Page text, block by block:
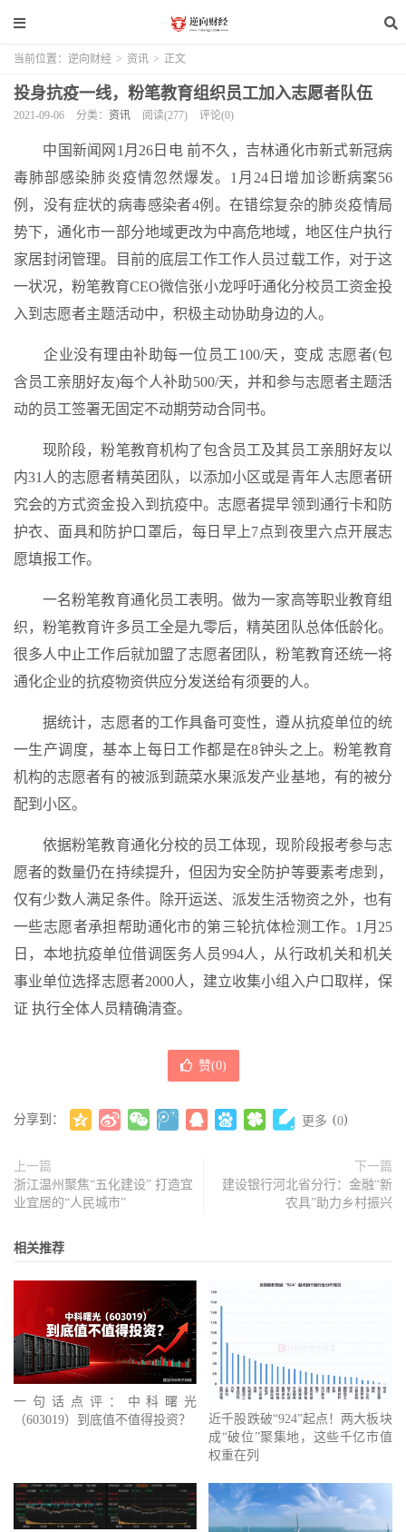
当前位置： 逆向财经 > 资讯 > 正文
投身抗疫一线，粉笔教育组织员工加入志愿者队伍
2021-09-06 分类： 资讯 阅读(277) 评论(0)
中国新闻网1月26日电 前不久，吉林通化市新式新冠病
毒肺部感染肺炎疫情忽然爆发。1月24日增加诊断病案56
例，没有症状的病毒感染者4例。在错综复杂的肺炎疫情局
势下，通化市一部分地域更改为中高危地域，地区住户执行
家居封闭管理。目前的底层工作工作人员过载工作，对于这
一状况，粉笔教育CEO微信张小龙呼吁通化分校员工资金投
入到志愿者主题活动中，积极主动协助身边的人。
企业没有理由补助每一位员工100/天，变成 志愿者(包
含员工亲朋好友)每个人补助500/天，并和参与志愿者主题活
动的员工签署无固定不动期劳动合同书。
现阶段，粉笔教育机构了包含员工及其员工亲朋好友以
内31人的志愿者精英团队，以添加小区或是青年人志愿者研
究会的方式资金投入到抗疫中。志愿者提早领到通行卡和防
护衣、面具和防护口罩后，每日早上7点到夜里六点开展志
愿填报工作。
一名粉笔教育通化员工表明。做为一家高等职业教育组
织，粉笔教育许多员工全是九零后，精英团队总体低龄化。
很多人中止工作后就加盟了志愿者团队，粉笔教育还统一将
通化企业的抗疫物资供应分发送给有须要的人。
据统计，志愿者的工作具备可变性，遵从抗疫单位的统
一生产调度，基本上每日工作都是在8钟头之上。粉笔教育
机构的志愿者有的被派到蔬菜水果派发产业基地，有的被分
配到小区。
依据粉笔教育通化分校的员工体现，现阶段报考参与志
愿者的数量仍在持续提升，但因为安全防护等要素考虑到，
仅有少数人满足条件。除开运送、派发生活物资之外，也有
一些志愿者承担帮助通化市的第三轮抗体检测工作。1月25
日，本地抗疫单位借调医务人员994人，从行政机关和机关
事业单位选择志愿者2000人，建立收集小组入户口取样，保
证 执行全体人员精确清查。
赞(0)
分享到： 更多 (0)
上一篇
浙江温州聚焦“五化建设” 打造宜
业宜居的“人民城市”
下一篇
建设银行河北省分行：金融“新
农具”助力乡村振兴
相关推荐
一句话点评：中科曙光
（603019）到底值不值得投资？
近千股跌破“924”起点！两大板块
成“破位”聚集地，这些千亿市值
权重在列